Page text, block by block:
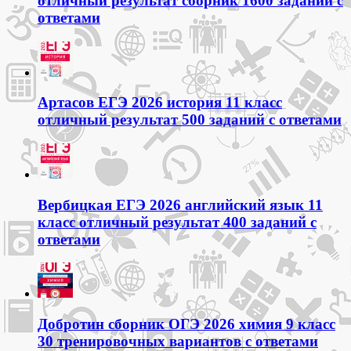
ответами
Артасов ЕГЭ 2026 история 11 класс
отличный результат 500 заданий с ответами
Вербицкая ЕГЭ 2026 английский язык 11
класс отличный результат 400 заданий с
ответами
Добротин сборник ОГЭ 2026 химия 9 класс
30 тренировочных вариантов с ответами